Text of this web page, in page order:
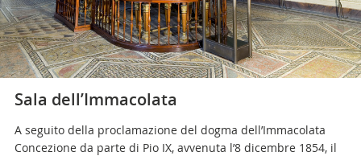
Sala dell’Immacolata
A seguito della proclamazione del dogma dell’Immacolata
Concezione da parte di Pio IX, avvenuta l’8 dicembre 1854, il